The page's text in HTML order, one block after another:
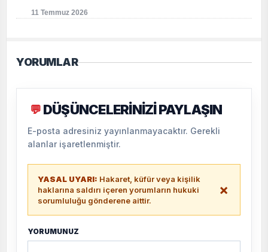
11 Temmuz 2026
YORUMLAR
💬 DÜŞÜNCELERİNİZİ PAYLAŞIN
E-posta adresiniz yayınlanmayacaktır. Gerekli
alanlar işaretlenmiştir.
YASAL UYARI: Hakaret, küfür veya kişilik
haklarına saldırı içeren yorumların hukuki
sorumluluğu gönderene aittir.
×
YORUMUNUZ